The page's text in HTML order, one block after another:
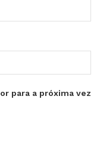
para a próxima vez